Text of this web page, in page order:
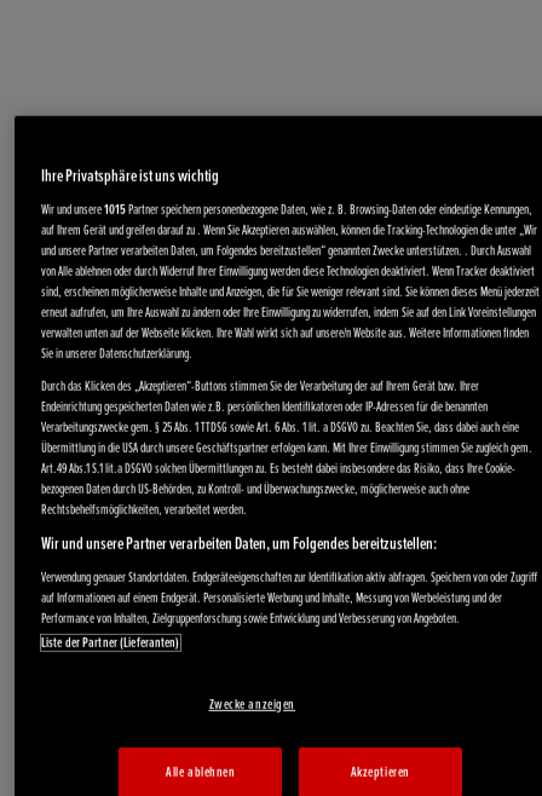
Ihre Privatsphäre ist uns wichtig
Wir und unsere1015Partner speichern personenbezogene Daten, wie z. B. Browsing-Daten oder eindeutige Kennungen,
auf Ihrem Gerät und greifen darauf zu . Wenn Sie Akzeptieren auswählen, können die Tracking-Technologien die unter „Wir
und unsere Partner verarbeiten Daten, um Folgendes bereitzustellen“ genannten Zwecke unterstützen. . Durch Auswahl
von Alle ablehnen oder durch Widerruf Ihrer Einwilligung werden diese Technologien deaktiviert. Wenn Tracker deaktiviert
sind, erscheinen möglicherweise Inhalte und Anzeigen, die für Sie weniger relevant sind. Sie können dieses Menü jederzeit
erneut aufrufen, um Ihre Auswahl zu ändern oder Ihre Einwilligung zu widerrufen, indem Sie auf den Link Voreinstellungen
verwalten unten auf der Webseite klicken. Ihre Wahl wirkt sich auf unsere/n Website aus. Weitere Informationen finden
Sie in unserer Datenschutzerklärung.
Durch das Klicken des „Akzeptieren“-Buttons stimmen Sie der Verarbeitung der auf Ihrem Gerät bzw. Ihrer
Endeinrichtung gespeicherten Daten wie z.B. persönlichen Identifikatoren oder IP-Adressen für die benannten
Verarbeitungszwecke gem. § 25 Abs. 1 TTDSG sowie Art. 6 Abs. 1 lit. a DSGVO zu. Beachten Sie, dass dabei auch eine
Übermittlung in die USA durch unsere Geschäftspartner erfolgen kann. Mit Ihrer Einwilligung stimmen Sie zugleich gem.
Art.49 Abs.1 S.1 lit.a DSGVO solchen Übermittlungen zu. Es besteht dabei insbesondere das Risiko, dass Ihre Cookie-
bezogenen Daten durch US-Behörden, zu Kontroll- und Überwachungszwecke, möglicherweise auch ohne
Rechtsbehelfsmöglichkeiten, verarbeitet werden.
Wir und unsere Partner verarbeiten Daten, um Folgendes bereitzustellen:
Verwendung genauer Standortdaten. Endgeräteeigenschaften zur Identifikation aktiv abfragen. Speichern von oder Zugriff
auf Informationen auf einem Endgerät. Personalisierte Werbung und Inhalte, Messung von Werbeleistung und der
Performance von Inhalten, Zielgruppenforschung sowie Entwicklung und Verbesserung von Angeboten.
Liste der Partner (Lieferanten)
Zwecke anzeigen
Alle ablehnen Akzeptieren